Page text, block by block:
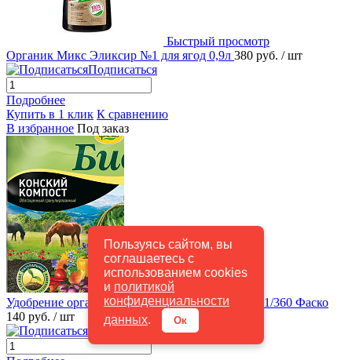
Пользуясь сайтом, вы
соглашаетесь с
использованием cookies
и политикой
конфиденциальности
данных. Ок
Быстрый просмотр
Органик Микс Эликсир №1 для ягод 0,9л 380 руб. / шт
Подписаться
Подробнее
Купить в 1 клик К сравнению
В избранное Под заказ
Быстрый просмотр
Удобрение органическое 2 кг Конский компост 1/360 Фаско
140 руб. / шт
Подписаться